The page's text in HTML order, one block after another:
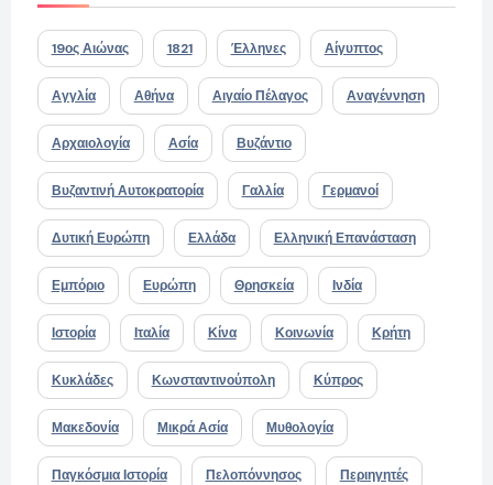
19ος Αιώνας 1821 Έλληνες Αίγυπτος
Αγγλία Αθήνα Αιγαίο Πέλαγος Αναγέννηση
Αρχαιολογία Ασία Βυζάντιο
Βυζαντινή Αυτοκρατορία Γαλλία Γερμανοί
Δυτική Ευρώπη Ελλάδα Ελληνική Επανάσταση
Εμπόριο Ευρώπη Θρησκεία Ινδία
Ιστορία Ιταλία Κίνα Κοινωνία Κρήτη
Κυκλάδες Κωνσταντινούπολη Κύπρος
Μακεδονία Μικρά Ασία Μυθολογία
Παγκόσμια Ιστορία Πελοπόννησος Περιηγητές